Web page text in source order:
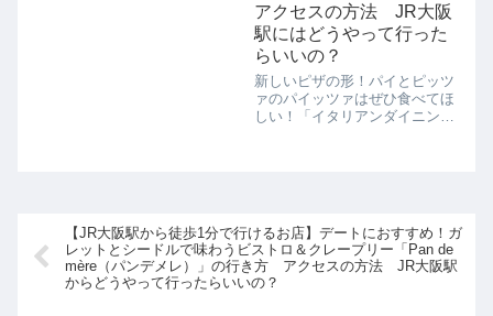
アクセスの方法 JR大阪
駅にはどうやって行った
らいいの？
新しいピザの形！パイとピッツ
ァのパイッツァはぜひ食べてほ
しい！「イタリアンダイニング
【JR大阪駅から徒歩1分で行けるお店】デートにおすすめ！ガ
レットとシードルで味わうビストロ＆クレープリー「Pan de
mère（パンデメレ）」の行き方 アクセスの方法 JR大阪駅
からどうやって行ったらいいの？